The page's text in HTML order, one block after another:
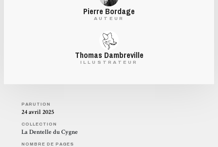
Pierre Bordage
AUTEUR
Thomas Dambreville
ILLUSTRATEUR
PARUTION
24 avril 2025
COLLECTION
La Dentelle du Cygne
NOMBRE DE PAGES